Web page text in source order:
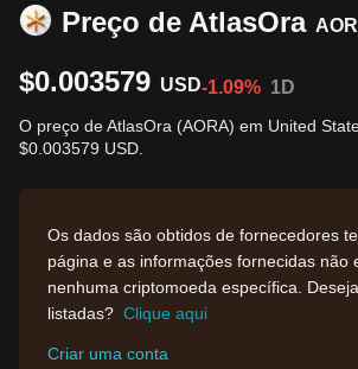
Preço de AtlasOra
$0.003579 USD-1.09% 1D
O preço de AtlasOra (AORA) em United
$0.003579 USD.
Os dados são obtidos de fornecedores
página e as informações fornecidas não
nenhuma criptomoeda específica.
listadas? Clique aqui
Criar uma conta